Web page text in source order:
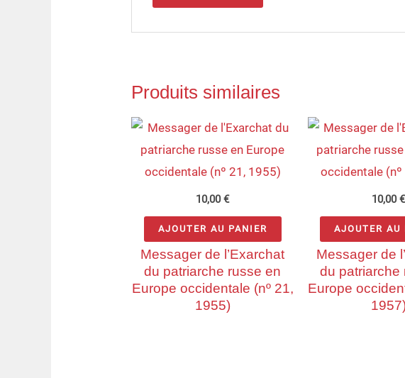
Produits similaires
10,00€
AJOUTER AU PANIER
Messager de l’Exarchat
du patriarche russe en
Europe occidentale (nº 21,
1955)
10,00€
AJOUTER AU
Messager de
du patriarche
Europe